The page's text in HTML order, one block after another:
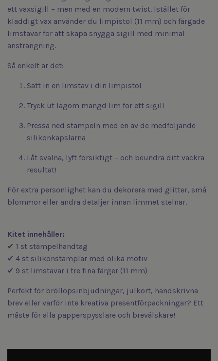
ett vaxsigill – men med en modern twist. Istället för
kladdigt vax använder du limpistol (11 mm) och färgade
limstavar för att skapa snygga sigill med minimal
ansträngning.
Så enkelt är det:
Sätt in en limstav i din limpistol
Tryck ut lagom mängd lim för ett sigill
Pressa ned stämpeln med en av de medföljande
silikonkapslarna
Låt svalna, lyft försiktigt – och beundra ditt vackra
resultat!
För extra personlighet kan du dekorera med glitter, små
blommor eller andra detaljer innan limmet stelnar.
Kitet innehåller:
✔ 1 st stämpelhandtag
✔ 4 st silikonstämplar med olika motiv
✔ 9 st limstavar i tre fina färger (11 mm)
Perfekt för bröllopsinbjudningar, julkort, handskrivna
brev eller varför inte kreativa presentförpackningar? Ett
måste för alla papperspysslare och brevälskare!